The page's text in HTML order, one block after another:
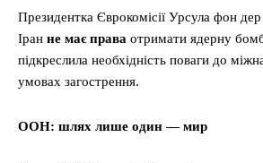
Президентка Єврокомісії Урсула фон
Іран не має права отримати ядерну
підкреслила необхідність поваги до
умовах загострення.
ООН: шлях лише один — мир